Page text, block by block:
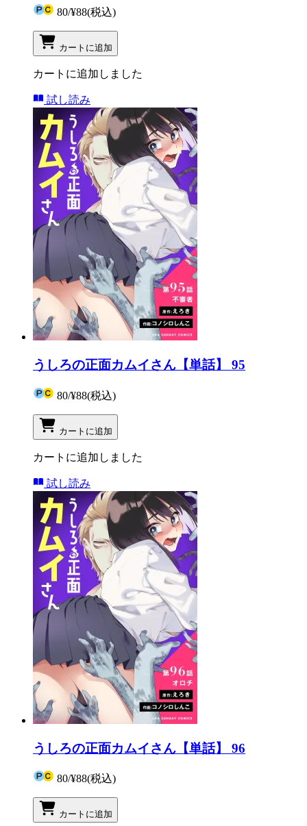
80/¥88(税込)
カートに追加
カートに追加しました
試し読み
うしろの正面カムイさん【単話】 95
80/¥88(税込)
カートに追加
カートに追加しました
試し読み
うしろの正面カムイさん【単話】 96
80/¥88(税込)
カートに追加